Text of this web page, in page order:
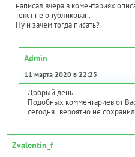
написал вчера в коментариях
текст не опубликован.
Ну и зачем тогда писать?
Admin
11 марта 2020 в 22:25
Добрый день.
Подобных комментариев от
сегодня..вероятно не
Zvalentin_f